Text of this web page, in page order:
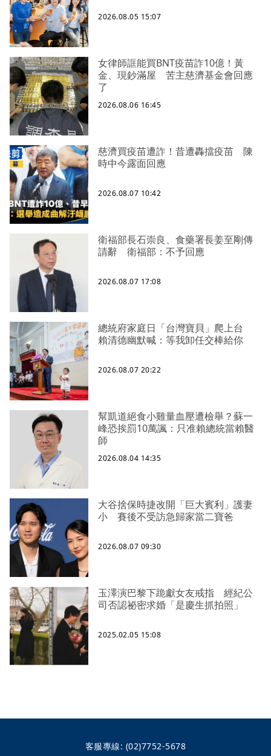
2026.08.05 15:07
女律師誆能買BNT疫苗詐10億！黃
金、現鈔滿屋 苦主慈濟基金會回應
了
2026.08.06 16:45
慈濟買疫苗遭詐！昔遭轟擋疫苗 陳
時中今露面回應
2026.08.07 10:42
衛福部長石崇良、食藥署長姜至剛傳
請辭 衛福部：不予回應
2026.08.07 17:08
總統府家庭日「台灣寶貝」爬上台
賴清德幽默喊：等我卸任交棒給你
2026.08.07 20:22
幫凱道絕食小雞量血壓遭檢舉？蘇一
峰恐挨罰10萬諷：只准賴總統當賴醫
師
2026.08.04 14:35
大谷捨保時捷改開「巨大賓利」護妻
小 賽後不受訪急歸家當二寶爸
2026.08.07 09:30
玉澤演巴黎下跪獻女友戒指 經紀公
司否認祕密求婚「是慶生抓拍照」
2025.02.05 15:08
客服專線: (02)7752-5678